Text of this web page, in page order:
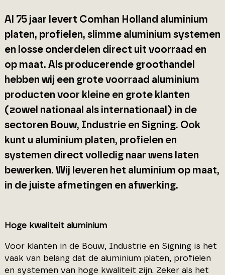
Al 75 jaar levert Comhan Holland aluminium
platen, profielen, slimme aluminium systemen
en losse onderdelen direct uit voorraad en
op maat. Als producerende groothandel
hebben wij een grote voorraad aluminium
producten voor kleine en grote klanten
(zowel nationaal als internationaal) in de
sectoren Bouw, Industrie en Signing. Ook
kunt u aluminium platen, profielen en
systemen direct volledig naar wens laten
bewerken. Wij leveren het aluminium op maat,
in de juiste afmetingen en afwerking.
Hoge kwaliteit aluminium
Voor klanten in de Bouw, Industrie en Signing is het
vaak van belang dat de aluminium platen, profielen
en systemen van hoge kwaliteit zijn. Zeker als het